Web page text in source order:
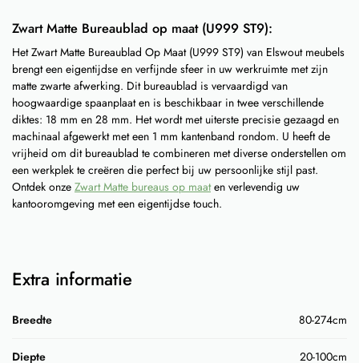
Zwart Matte Bureaublad op maat (U999 ST9):
Het Zwart Matte Bureaublad Op Maat (U999 ST9) van Elswout meubels
brengt een eigentijdse en verfijnde sfeer in uw werkruimte met zijn
matte zwarte afwerking. Dit bureaublad is vervaardigd van
hoogwaardige spaanplaat en is beschikbaar in twee verschillende
diktes: 18 mm en 28 mm. Het wordt met uiterste precisie gezaagd en
machinaal afgewerkt met een 1 mm kantenband rondom. U heeft de
vrijheid om dit bureaublad te combineren met diverse onderstellen om
een werkplek te creëren die perfect bij uw persoonlijke stijl past.
Ontdek onze Zwart Matte bureaus op maaten verlevendig uw
kantooromgeving met een eigentijdse touch.
Extra informatie
Breedte 80-274cm
Diepte 20-100cm